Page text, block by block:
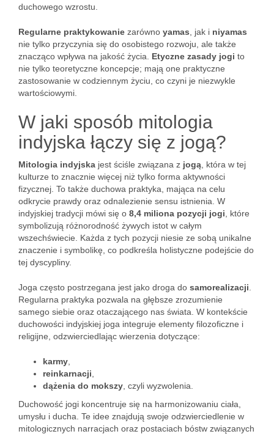
duchowego wzrostu.
Regularne praktykowanie zarówno yamas , jak i niyamas
nie tylko przyczynia się do osobistego rozwoju, ale także
znacząco wpływa na jakość życia. Etyczne zasady jogi to
nie tylko teoretyczne koncepcje; mają one praktyczne
zastosowanie w codziennym życiu, co czyni je niezwykle
wartościowymi.
W jaki sposób mitologia
indyjska łączy się z jogą?
Mitologia indyjska jest ściśle związana z jogą , która w tej
kulturze to znacznie więcej niż tylko forma aktywności
fizycznej. To także duchowa praktyka, mająca na celu
odkrycie prawdy oraz odnalezienie sensu istnienia. W
indyjskiej tradycji mówi się o 8,4 miliona pozycji jogi , które
symbolizują różnorodność żywych istot w całym
wszechświecie. Każda z tych pozycji niesie ze sobą unikalne
znaczenie i symbolikę, co podkreśla holistyczne podejście do
tej dyscypliny.
Joga często postrzegana jest jako droga do samorealizacji
Regularna praktyka pozwala na głębsze zrozumienie
samego siebie oraz otaczającego nas świata. W kontekście
duchowości indyjskiej joga integruje elementy filozoficzne i
religijne, odzwierciedlając wierzenia dotyczące:
karmy
reinkarnacji
dążenia do mokszy , czyli wyzwolenia.
Duchowość jogi koncentruje się na harmonizowaniu ciała,
umysłu i ducha. Te idee znajdują swoje odzwierciedlenie w
mitologicznych narracjach oraz postaciach bóstw związanych